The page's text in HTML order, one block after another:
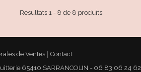
Resultats 1 - 8 de 8 produits
de Ventes
Contact
65410 SARRANCOLIN - 06 83 06 24 62